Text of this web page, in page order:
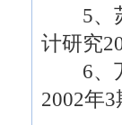
5、苏
计研究
6、万
2002年3